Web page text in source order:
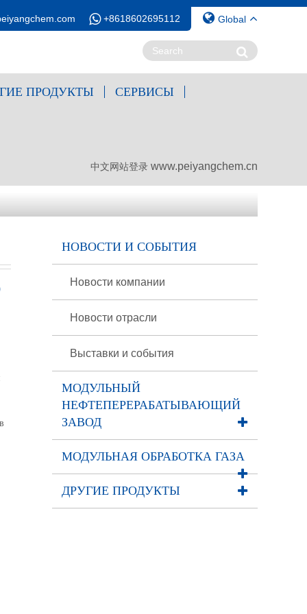
Global
+8618602695112
ПРОДУКТЫ СЕРВИСЫ
中文网站登录 www.peiyangchem.cn
НОВОСТИ И СОБЫТИЯ
Новости компании
Новости отрасли
Выставки и события
МОДУЛЬНЫЙ
НЕФТЕПЕРЕРАБАТЫВАЮЩИЙ
ЗАВОД
МОДУЛЬНАЯ ОБРАБОТКА ГАЗА
ДРУГИЕ ПРОДУКТЫ